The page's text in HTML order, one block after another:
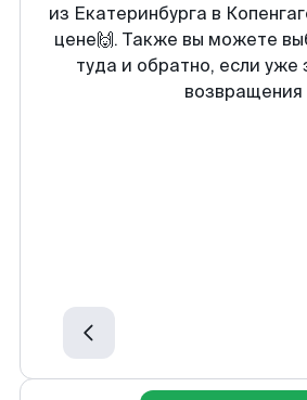
из Екатеринбурга в
цене🙌. Также вы можете
туда и обратно, если уже
возвращения